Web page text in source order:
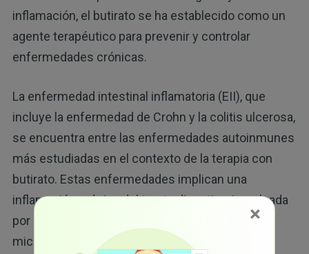
inflamación, el butirato se ha establecido como un
agente terapéutico para prevenir y controlar
enfermedades crónicas.
La enfermedad intestinal inflamatoria (EII), que
incluye la enfermedad de Crohn y la colitis ulcerosa,
se encuentra entre las enfermedades autoinmunes
más estudiadas en el contexto de la terapia con
butirato. Estas enfermedades implican una
inflamación crónica del tracto digestivo, impulsada
por una respuesta inmunológica hiperactiva a la
microbiota intestinal.
×